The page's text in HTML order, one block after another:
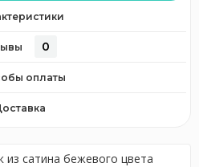
0
оплаты
из сатина бежевого цвета